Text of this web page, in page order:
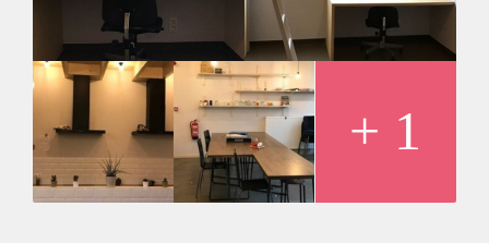
Geslacht huisgenoten: N.v.t.
+ 1